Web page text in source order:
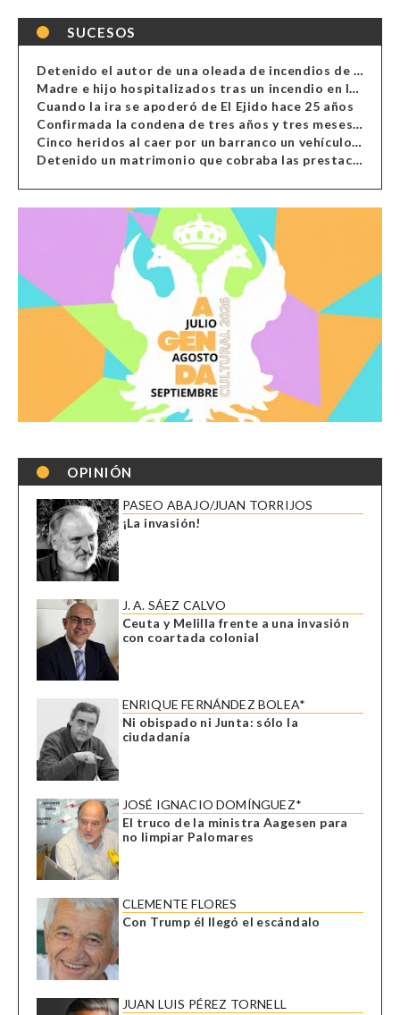
SUCESOS
Detenido el autor de una oleada de incendios de contenedores en Almería
Madre e hijo hospitalizados tras un incendio en la cocina de una vivienda en Almería
Cuando la ira se apoderó de El Ejido hace 25 años
Confirmada la condena de tres años y tres meses al hombre de Antas acusado de xenofobia
Cinco heridos al caer por un barranco un vehículo en Alcolea
Detenido un matrimonio que cobraba las prestaciones de ilegales en Almería, Granada, Málaga, Huelva y Murcia
OPINIÓN
PASEO ABAJO/JUAN TORRIJOS
¡La invasión!
J. A. SÁEZ CALVO
Ceuta y Melilla frente a una invasión
con coartada colonial
ENRIQUE FERNÁNDEZ BOLEA*
Ni obispado ni Junta: sólo la
ciudadanía
JOSÉ IGNACIO DOMÍNGUEZ*
El truco de la ministra Aagesen para
no limpiar Palomares
CLEMENTE FLORES
Con Trump él llegó el escándalo
JUAN LUIS PÉREZ TORNELL